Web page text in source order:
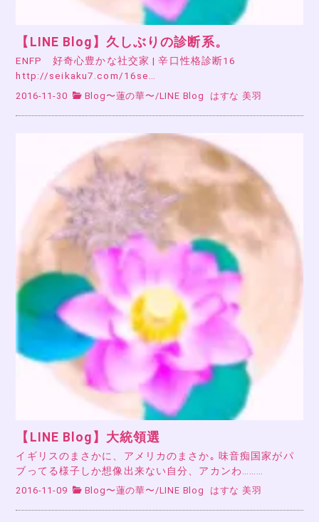
【LINE Blog】久しぶりの診断系。
ENFP 好奇心豊かな社交家 | 辛口性格診断16
http://seikaku7.com/16se…
2016-11-30 Blog〜蓮の華〜 /LINE Blog はすな 美羽
【LINE Blog】大統領選
イギリスのまさかに、アメリカのまさか｡ 味音痴国家がパ
ブってる様子しか想像出来ない自分、アカンわ………
2016-11-09 Blog〜蓮の華〜/LINE Blog はすな 美羽